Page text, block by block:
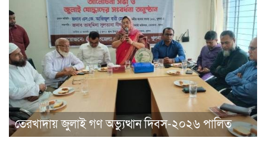
তেরখাদায় জুলাই গণ অভ্যুত্থান দিবস-২০২৬ পালিত